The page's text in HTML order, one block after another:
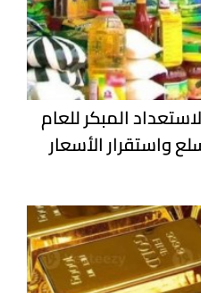
المبكر للعام
واستقرار الأسعار